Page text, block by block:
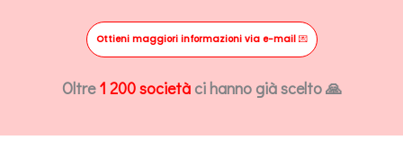
Ottieni maggiori informazioni via e-mail 💌
Oltre1 200 societàci hanno già scelto 🙏